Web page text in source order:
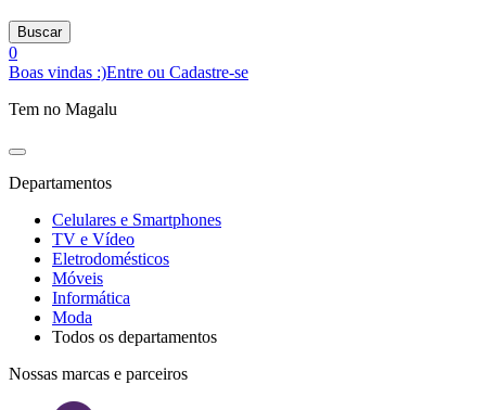
Buscar
0
Boas vindas :)Entre ou Cadastre-se
Tem no Magalu
Departamentos
Celulares e Smartphones
TV e Vídeo
Eletrodomésticos
Móveis
Informática
Moda
Todos os departamentos
Nossas marcas e parceiros